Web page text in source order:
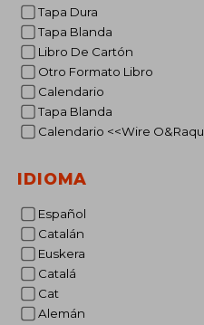
Tapa Dura
Tapa Blanda
Libro De Cartón
Otro Formato Libro
Calendario
Tapa Blanda
Calendario <<Wire O&Raqu
IDIOMA
Español
Catalán
Euskera
Catalá
Cat
Alemán